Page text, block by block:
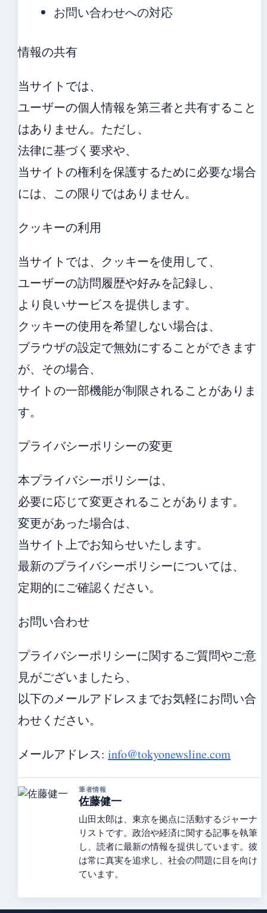
お問い合わせへの対応
情報の共有
当サイトでは、
ユーザーの個人情報を第三者と共有すること
はありません。ただし、
法律に基づく要求や、
当サイトの権利を保護するために必要な場合
には、この限りではありません。
クッキーの利用
当サイトでは、クッキーを使用して、
ユーザーの訪問履歴や好みを記録し、
より良いサービスを提供します。
クッキーの使用を希望しない場合は、
ブラウザの設定で無効にすることができます
が、その場合、
サイトの一部機能が制限されることがありま
す。
プライバシーポリシーの変更
本プライバシーポリシーは、
必要に応じて変更されることがあります。
変更があった場合は、
当サイト上でお知らせいたします。
最新のプライバシーポリシーについては、
定期的にご確認ください。
お問い合わせ
プライバシーポリシーに関するご質問やご意
見がございましたら、
以下のメールアドレスまでお気軽にお問い合
わせください。
メールアドレス: info@tokyonewsline.com
筆者情報
佐藤健一
山田太郎は、東京を拠点に活動するジャーナ
リストです。政治や経済に関する記事を執筆
し、読者に最新の情報を提供しています。彼
は常に真実を追求し、社会の問題に目を向け
ています。